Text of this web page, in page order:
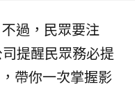
過，民眾要注
提醒民眾務必提
帶你一次掌握影